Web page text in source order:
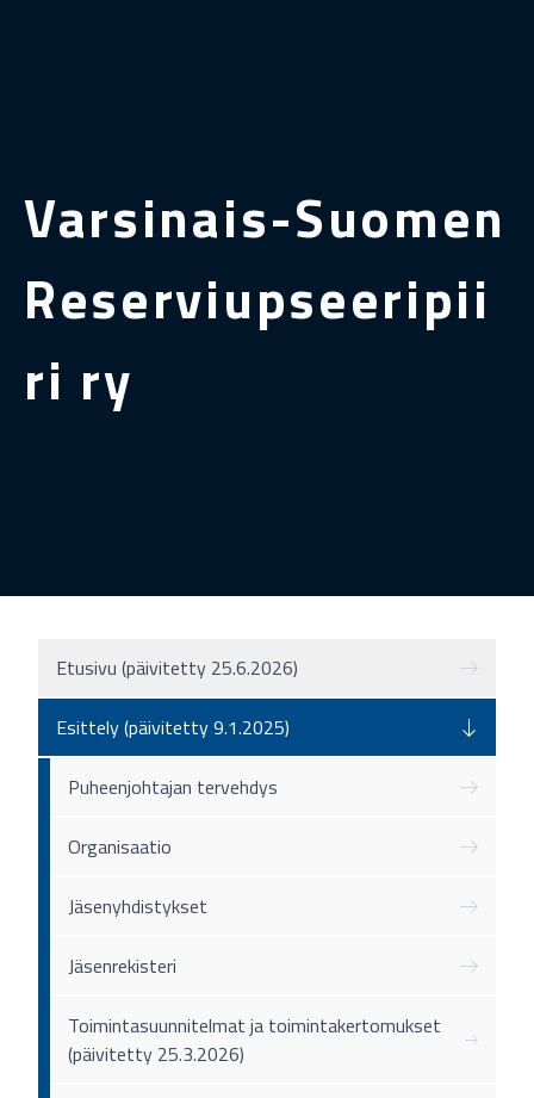
Varsinais-Suomen
Reserviupseeripii
ri ry
Etusivu (päivitetty 25.6.2026)
Esittely (päivitetty 9.1.2025)
Puheenjohtajan tervehdys
Organisaatio
Jäsenyhdistykset
Jäsenrekisteri
Toimintasuunnitelmat ja toimintakertomukset
(päivitetty 25.3.2026)